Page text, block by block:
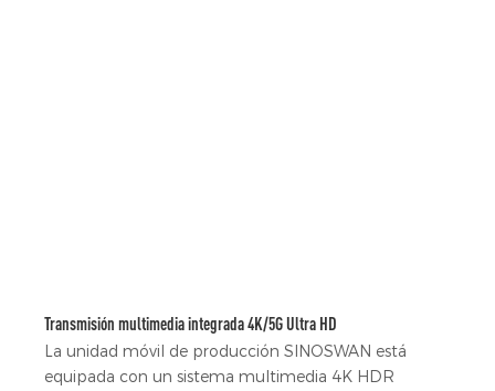
Transmisión multimedia integrada 4K/5G Ultra HD
La unidad móvil de producción SINOSWAN está
equipada con un sistema multimedia 4K HDR